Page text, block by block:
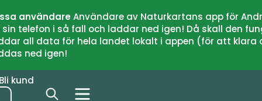
användareAnvändare av Naturkartans app för
telefon i så fall och laddar ned igen! Då skall den
all data för hela landet lokalt i appen (för att
ned igen!
Bli kund